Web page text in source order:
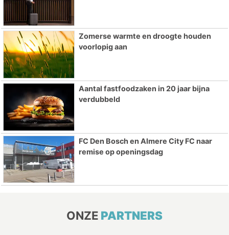
Zomerse warmte en droogte houden
voorlopig aan
Aantal fastfoodzaken in 20 jaar bijna
verdubbeld
FC Den Bosch en Almere City FC naar
remise op openingsdag
ONZE PARTNERS